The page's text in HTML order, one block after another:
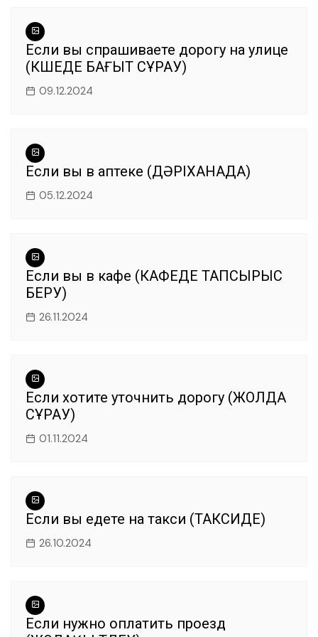
o
k
Если вы спрашиваете дорогу на улице
(КӨШЕДЕ БАҒЫТ СҰРАУ)
09.12.2024
Если вы в аптеке (ДӘРІХАНАДА)
05.12.2024
Если вы в кафе (КАФЕДЕ ТАПСЫРЫС
БЕРУ)
26.11.2024
Если хотите уточнить дорогу (ЖОЛДА
СҰРАУ)
01.11.2024
Если вы едете на такси (ТАКСИДЕ)
26.10.2024
Если нужно оплатить проезд